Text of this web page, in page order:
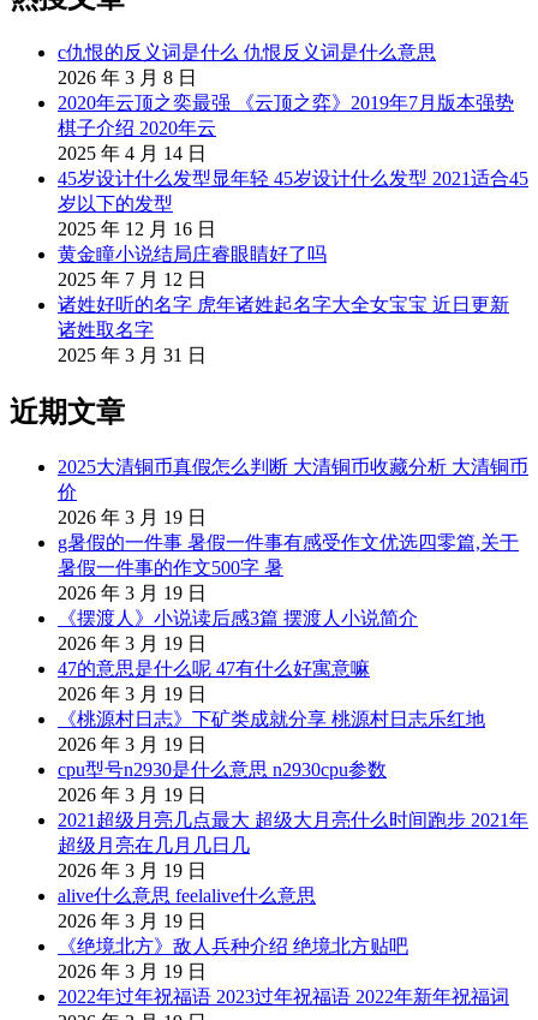
c仇恨的反义词是什么 仇恨反义词是什么意思
2026 年 3 月 8 日
2020年云顶之奕最强 《云顶之弈》2019年7月版本强势
棋子介绍 2020年云
2025 年 4 月 14 日
45岁设计什么发型显年轻 45岁设计什么发型 2021适合45
岁以下的发型
2025 年 12 月 16 日
黄金瞳小说结局庄睿眼睛好了吗
2025 年 7 月 12 日
诸姓好听的名字 虎年诸姓起名字大全女宝宝 近日更新
诸姓取名字
2025 年 3 月 31 日
近期文章
2025大清铜币真假怎么判断 大清铜币收藏分析 大清铜币
价
2026 年 3 月 19 日
g暑假的一件事 暑假一件事有感受作文优选四零篇,关于
暑假一件事的作文500字 暑
2026 年 3 月 19 日
《摆渡人》小说读后感3篇 摆渡人小说简介
2026 年 3 月 19 日
47的意思是什么呢 47有什么好寓意嘛
2026 年 3 月 19 日
《桃源村日志》下矿类成就分享 桃源村日志乐红地
2026 年 3 月 19 日
cpu型号n2930是什么意思 n2930cpu参数
2026 年 3 月 19 日
2021超级月亮几点最大 超级大月亮什么时间跑步 2021年
超级月亮在几月几日几
2026 年 3 月 19 日
alive什么意思 feelalive什么意思
2026 年 3 月 19 日
《绝境北方》敌人兵种介绍 绝境北方贴吧
2026 年 3 月 19 日
2022年过年祝福语 2023过年祝福语 2022年新年祝福词